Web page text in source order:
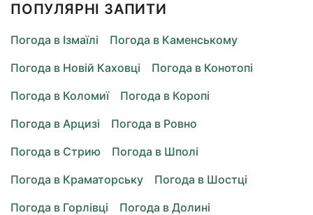
ПОПУЛЯРНІ ЗАПИТИ
Погода в Ізмаїлі
Погода в Каменському
Погода в Новій Каховці
Погода в Конотопі
Погода в Коломиї
Погода в Коропі
Погода в Арцизі
Погода в Ровно
Погода в Стрию
Погода в Шполі
Погода в Краматорську
Погода в Шостці
Погода в Горлівці
Погода в Долині